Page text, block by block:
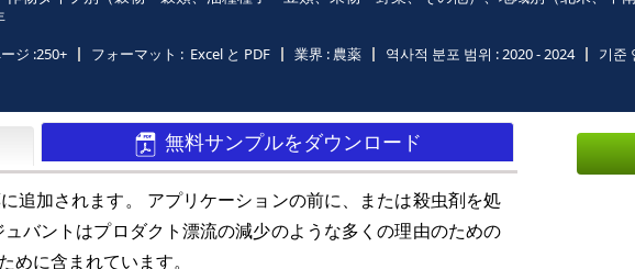
ジ :250+ フォーマット : Excel と PDF 業界 : 農薬 역사적 분포 범위 :2020 - 2024 기준
無料サンプルをダウンロード
追加されます。 アプリケーションの前に、または殺虫剤を処
バントはプロダクト漂流の減少のような多くの理由のための
に含まれています。